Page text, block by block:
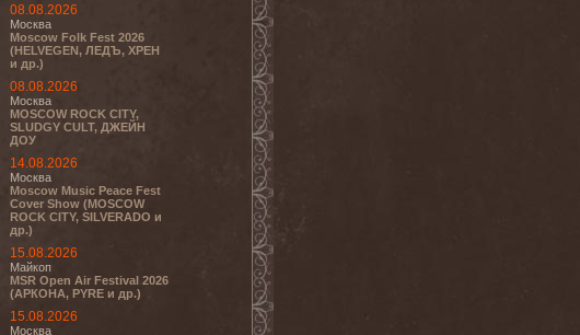
08.08.2026
Москва
Moscow Folk Fest 2026
(HELVEGEN, ЛЕДЪ, ХРЕН
и др.)
08.08.2026
Москва
MOSCOW ROCK CITY,
SLUDGY CULT, ДЖЕЙН
ДОУ
14.08.2026
Москва
Moscow Music Peace Fest
Cover Show (MOSCOW
ROCK CITY, SILVERADO и
др.)
15.08.2026
Майкоп
MSR Open Air Festival 2026
(АРКОНА, PYRE и др.)
15.08.2026
Москва